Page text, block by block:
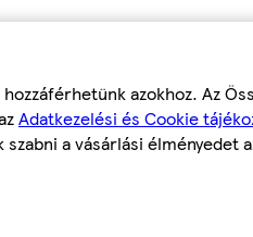
azokhoz. Az
Adatkezelési és Cookie
a vásárlási élményedet